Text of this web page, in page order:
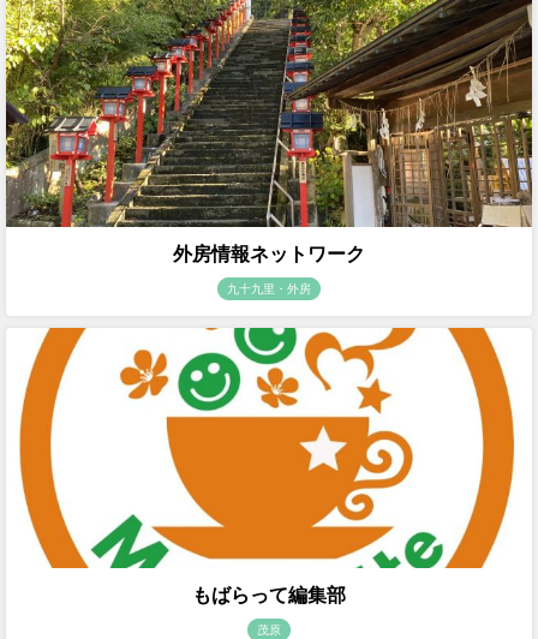
外房情報ネットワーク
九十九里・外房
もばらって編集部
茂原